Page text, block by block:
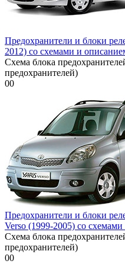
Предохранители и блоки
2012) со схемами и
Схема блока
предохранителей)
00
Предохранители и блоки
Verso (1999-2005) со
Схема блока
предохранителей)
00